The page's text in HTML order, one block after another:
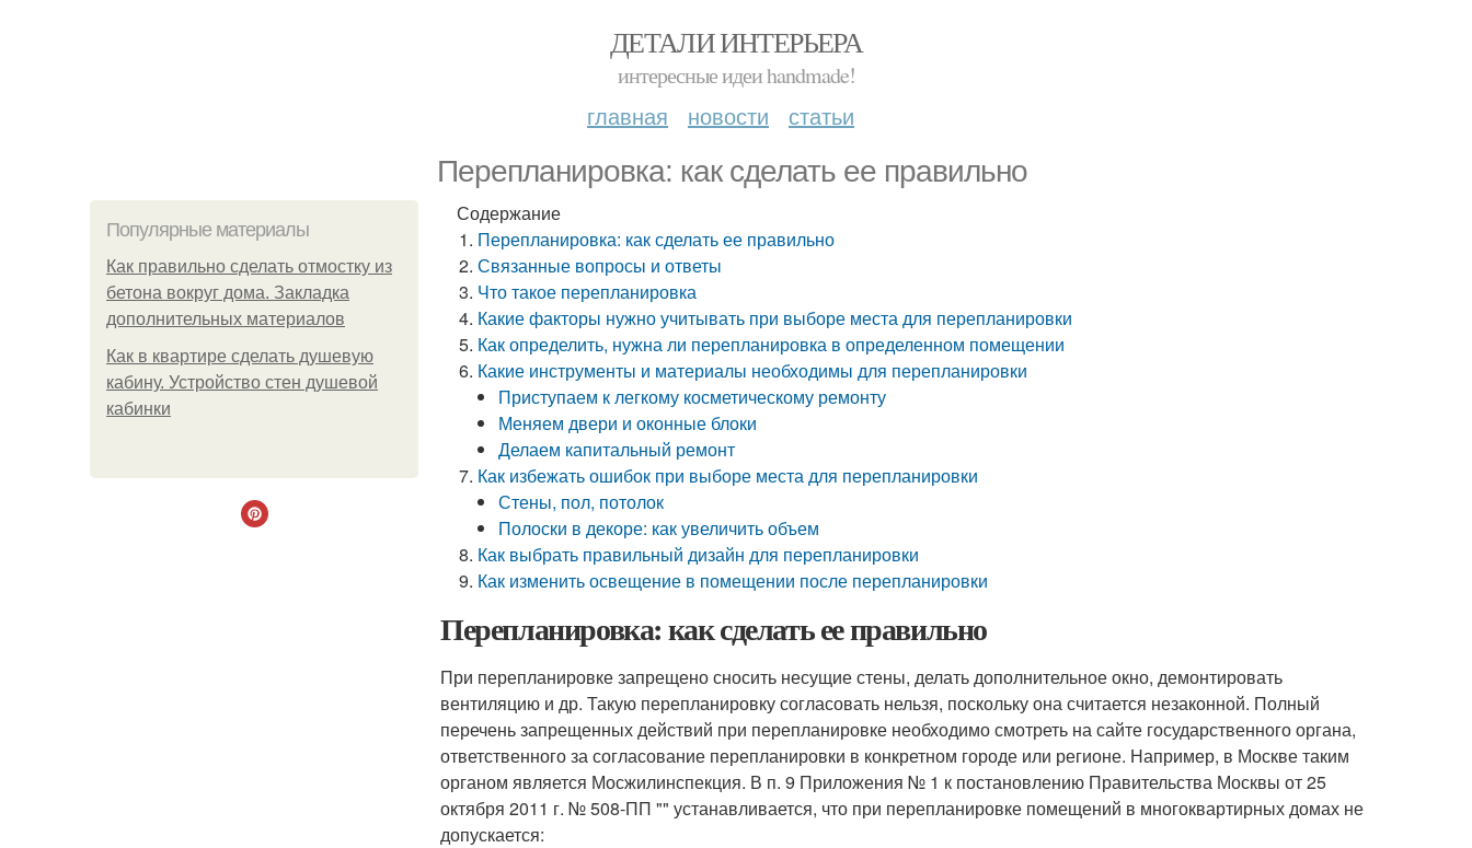
ДЕТАЛИ ИНТЕРЬЕРА
интересные идеи handmade!
главная новости статьи
Перепланировка: как сделать ее правильно
Популярные материалы
Как правильно сделать отмостку из
бетона вокруг дома. Закладка
дополнительных материалов
Как в квартире сделать душевую
кабину. Устройство стен душевой
кабинки
Содержание
Перепланировка: как сделать ее правильно
Связанные вопросы и ответы
Что такое перепланировка
Какие факторы нужно учитывать при выборе места для перепланировки
Как определить, нужна ли перепланировка в определенном помещении
Какие инструменты и материалы необходимы для перепланировки
Приступаем к легкому косметическому ремонту
Меняем двери и оконные блоки
Делаем капитальный ремонт
Как избежать ошибок при выборе места для перепланировки
Стены, пол, потолок
Полоски в декоре: как увеличить объем
Как выбрать правильный дизайн для перепланировки
Как изменить освещение в помещении после перепланировки
Перепланировка: как сделать ее правильно
При перепланировке запрещено сносить несущие стены, делать дополнительное окно, демонтировать
вентиляцию и др. Такую перепланировку согласовать нельзя, поскольку она считается незаконной. Полный
перечень запрещенных действий при перепланировке необходимо смотреть на сайте государственного органа,
ответственного за согласование перепланировки в конкретном городе или регионе. Например, в Москве таким
органом является Мосжилинспекция. В п. 9 Приложения № 1 к постановлению Правительства Москвы от 25
октября 2011 г. № 508-ПП "" устанавливается, что при перепланировке помещений в многоквартирных домах не
допускается: